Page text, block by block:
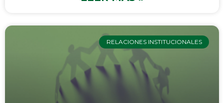
RELACIONES INSTITUCIONALES